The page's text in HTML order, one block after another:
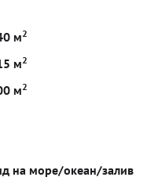
м2
м2
м2
на море/океан/залив